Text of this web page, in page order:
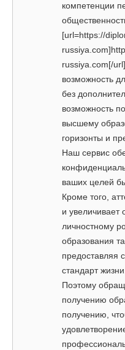
компетенции
[url=https://
russiya.com[/
возможность
без
возможность
высшему
горизонты и
Наш сервис
ваших целей
Кроме того,
и увеличивает
личностному
образования
предоставляя
стандарт
Поэтому
получению
получению,